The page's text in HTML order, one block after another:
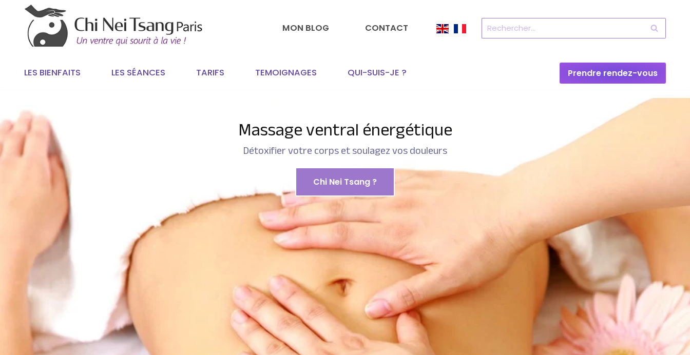
MON BLOG CONTACT
LES BIENFAITS LES SÉANCES TARIFS TEMOIGNAGES QUI-SUIS-JE ? Prendre rendez-vous
Massage ventral énergétique
Détoxifier votre corps et soulagez vos douleurs
Chi Nei Tsang ?